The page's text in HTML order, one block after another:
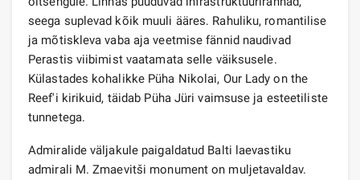
seega suplevad kõik muuli ääres. Rahuliku, romantilise
ja mõtiskleva vaba aja veetmise fännid naudivad
Perastis viibimist vaatamata selle väiksusele.
Külastades kohalikke Püha Nikolai, Our Lady on the
Reef'i kirikuid, täidab Püha Jüri vaimsuse ja esteetiliste
tunnetega.
Admiralide väljakule paigaldatud Balti laevastiku
admirali M. Zmaevitši monument on muljetavaldav.